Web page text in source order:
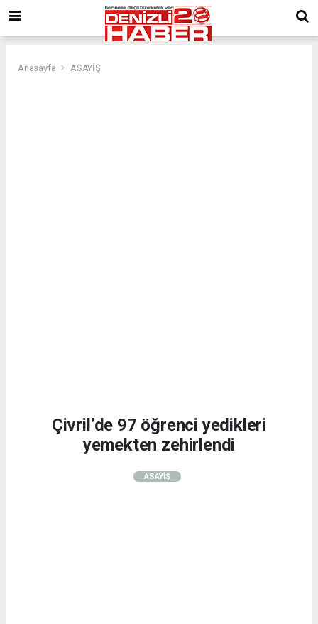
Anasayfa ASAYİŞ
Çivril’de 97 öğrenci yedikleri
yemekten zehirlendi
ASAYİŞ